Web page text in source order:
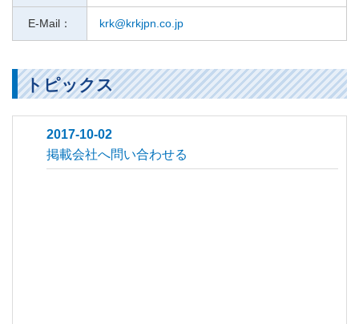
E-Mail： krk@krkjpn.co.jp
トピックス
2017-10-02
掲載会社へ問い合わせる